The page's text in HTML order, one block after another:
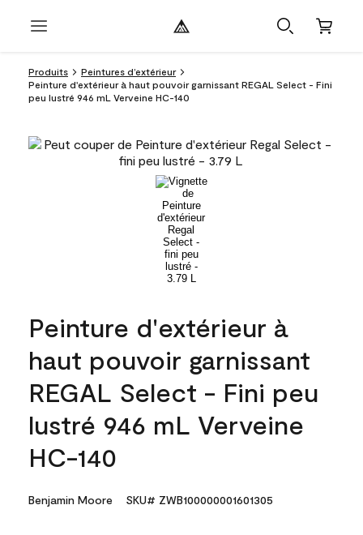
Produits
Peintures d’extérieur
Peinture d'extérieur à haut pouvoir garnissant REGAL Select - Fini
peu lustré 946 mL Verveine HC-140
Peinture d'extérieur à
haut pouvoir garnissant
REGAL Select - Fini peu
lustré 946 mL Verveine
HC-140
Benjamin Moore SKU# ZWB100000001601305